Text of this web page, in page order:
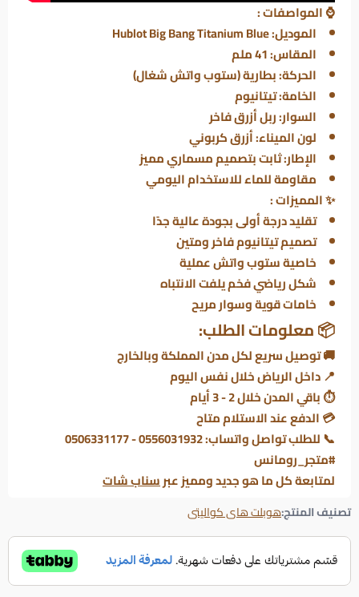
⌚المواصفات :
الموديل: Hublot Big Bang Titanium Blue
المقاس: 41 ملم
الحركة: بطارية (ستوب واتش شغال)
الخامة: تيتانيوم
السوار: ربل أزرق فاخر
لون الميناء: أزرق كربوني
الإطار: ثابت بتصميم مسماري مميز
مقاومة للماء للاستخدام اليومي
✨المميزات :
تقليد درجة أولى بجودة عالية جدًا
تصميم تيتانيوم فاخر ومتين
خاصية ستوب واتش عملية
شكل رياضي فخم يلفت الانتباه
خامات قوية وسوار مريح
📦 معلومات الطلب:
🚚 توصيل سريع لكل مدن المملكة وبالخارج
📍 داخل الرياض خلال نفس اليوم
⏱ باقي المدن خلال 2 - 3 أيام
💳 الدفع عند الاستلام متاح
📞 للطلب تواصل واتساب: 0556031932 - 0506331177
#متجر_رومانس
لمتابعة كل ما هو جديد ومميز عبرسناب شات
تصنيف المنتج:هوبلت هاى كواليتى